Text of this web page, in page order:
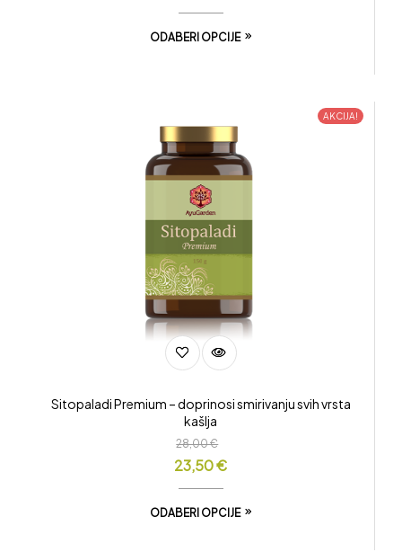
ODABERI OPCIJE
AKCIJA!
Sitopaladi Premium – doprinosi smirivanju svih vrsta
kašlja
28,00€
23,50€
ODABERI OPCIJE